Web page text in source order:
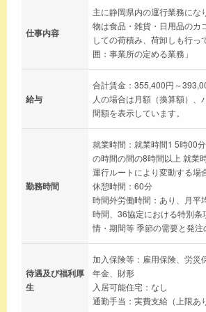
仕事内容
主に静岡県内の運行業務にな
物は食品・雑貨・日用品のカ
しての荷積み、荷卸しも行っ
囲：事業所の定める業務」
給与
合計賃金：355,400円～
人の場合は月額（換算額）、
間額を表示しています。
勤務時間
就業時間：就業時間1 5時00
の時間の間の8時間以上 就業
運行ルートにより変動する場
休憩時間：60分
時間外労働時間：あり、月平
時間、36協定における特別条
情・期間等 季節の需要と発注
待遇及び福利厚
生
加入保険等：雇用保険、労災
年金、財形
入居可能住宅：なし
通勤手当：実費支給（上限あ